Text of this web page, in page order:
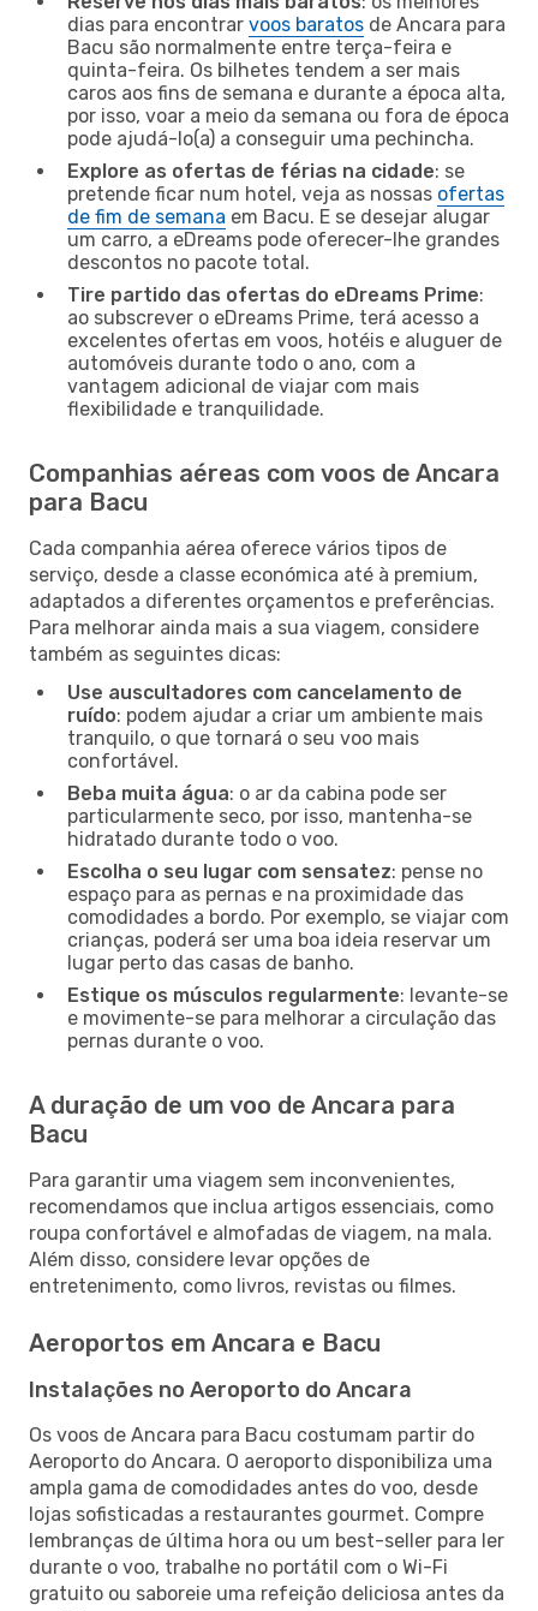
dias para encontrar voos baratos de Ancara para
Bacu são normalmente entre terça-feira e
quinta-feira. Os bilhetes tendem a ser mais
caros aos fins de semana e durante a época alta,
por isso, voar a meio da semana ou fora de época
pode ajudá-lo(a) a conseguir uma pechincha.
Explore as ofertas de férias na cidade: se
pretende ficar num hotel, veja as nossas ofertas
de fim de semana em Bacu. E se desejar alugar
um carro, a eDreams pode oferecer-lhe grandes
descontos no pacote total.
Tire partido das ofertas do eDreams Prime:
ao subscrever o eDreams Prime, terá acesso a
excelentes ofertas em voos, hotéis e aluguer de
automóveis durante todo o ano, com a
vantagem adicional de viajar com mais
flexibilidade e tranquilidade.
Companhias aéreas com voos de Ancara
para Bacu
Cada companhia aérea oferece vários tipos de
serviço, desde a classe económica até à premium,
adaptados a diferentes orçamentos e preferências.
Para melhorar ainda mais a sua viagem, considere
também as seguintes dicas:
Use auscultadores com cancelamento de
ruído: podem ajudar a criar um ambiente mais
tranquilo, o que tornará o seu voo mais
confortável.
Beba muita água: o ar da cabina pode ser
particularmente seco, por isso, mantenha-se
hidratado durante todo o voo.
Escolha o seu lugar com sensatez: pense no
espaço para as pernas e na proximidade das
comodidades a bordo. Por exemplo, se viajar com
crianças, poderá ser uma boa ideia reservar um
lugar perto das casas de banho.
Estique os músculos regularmente: levante-se
e movimente-se para melhorar a circulação das
pernas durante o voo.
A duração de um voo de Ancara para
Bacu
Para garantir uma viagem sem inconvenientes,
recomendamos que inclua artigos essenciais, como
roupa confortável e almofadas de viagem, na mala.
Além disso, considere levar opções de
entretenimento, como livros, revistas ou filmes.
Aeroportos em Ancara e Bacu
Instalações no Aeroporto do Ancara
Os voos de Ancara para Bacu costumam partir do
Aeroporto do Ancara. O aeroporto disponibiliza uma
ampla gama de comodidades antes do voo, desde
lojas sofisticadas a restaurantes gourmet. Compre
lembranças de última hora ou um best-seller para ler
durante o voo, trabalhe no portátil com o Wi-Fi
gratuito ou saboreie uma refeição deliciosa antes da